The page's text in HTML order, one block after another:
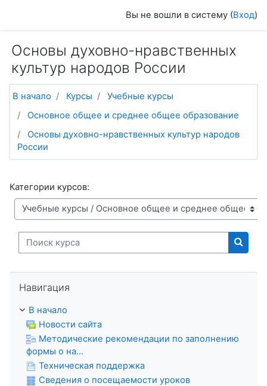
Вы не вошли в систему (Вход)
Основы духовно-нравственных
культур народов России
В начало Курсы
Учебные курсы
Основное общее и среднее общее образование
Основы духовно-нравственных культур народов
России
Категории курсов:
Поиск курса
Поиск
Навигация
В начало
Новости сайта
Методические рекомендации по заполнению
формы о на...
Техническая поддержка
Сведения о посещаемости уроков